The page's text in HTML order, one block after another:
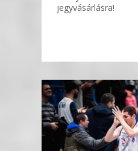
jegyvásárlásra!